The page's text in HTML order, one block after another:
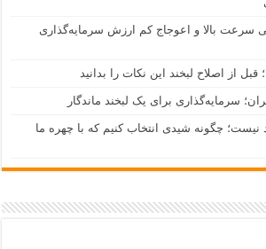
سرعت بالا و اعوجاج کم ارزش سرمایه‌گذاری
از اصلاح لبخند این نکات را بدانید
سرمایه‌گذاری برای یک لبخند ماندگار
چگونه شیدی انتخاب کنیم که با چهره ما